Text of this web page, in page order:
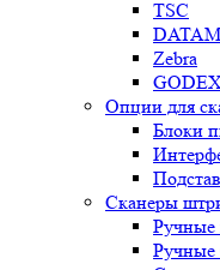
TSC
Zebra
Опции для
Блоки
Сканеры
Ручные
Ручные